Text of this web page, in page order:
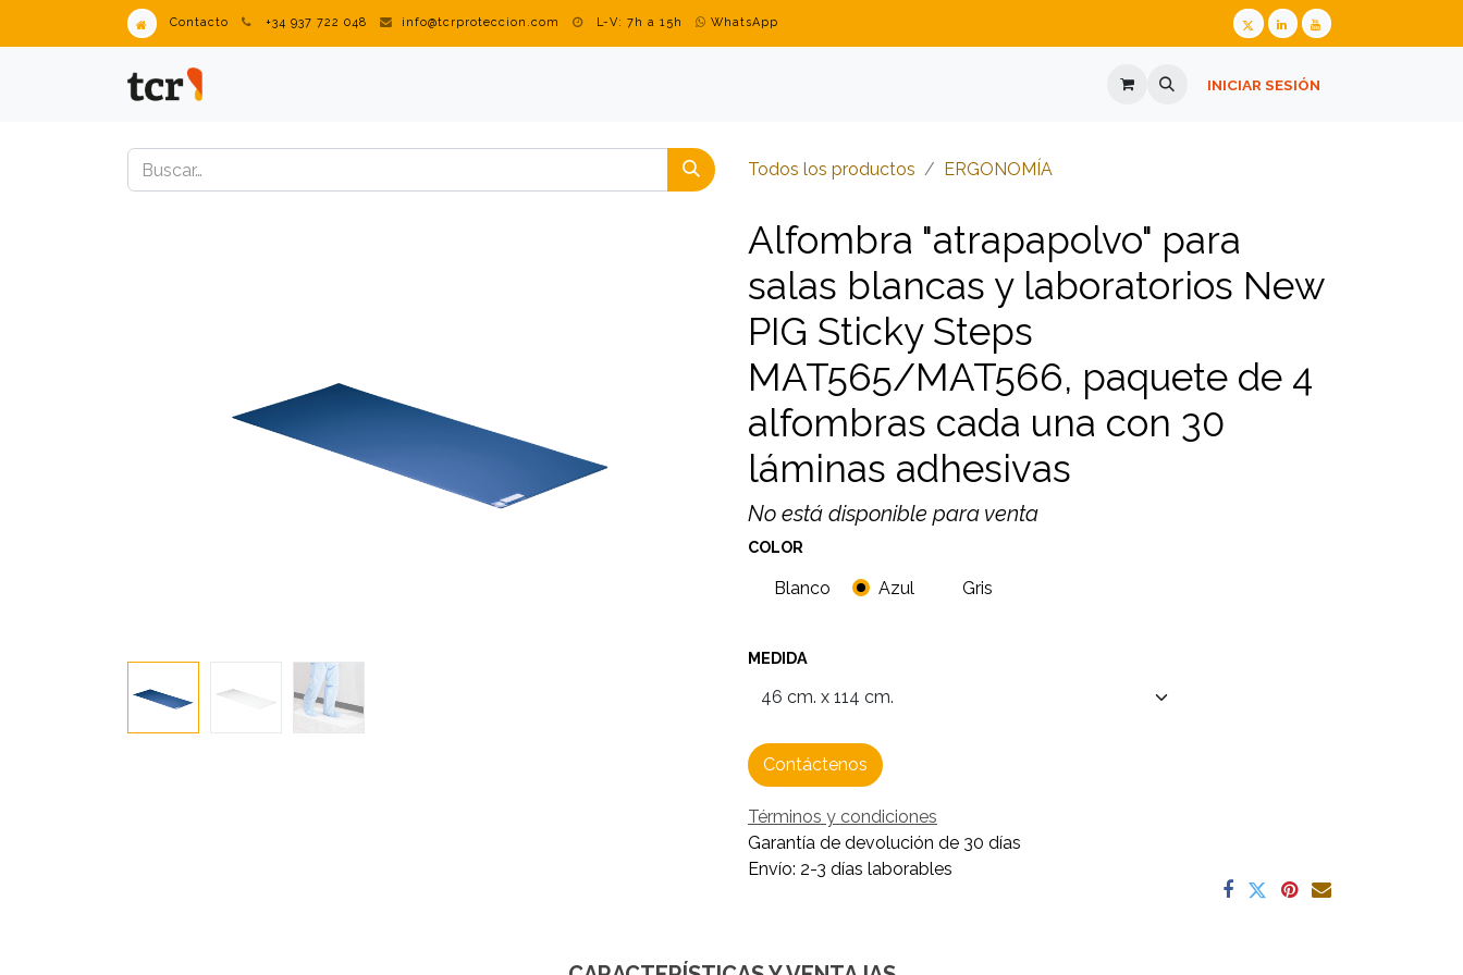
Contacto +34 937 722 048 info@tcrproteccion.com L-V: 7h a 15h WhatsApp
GAFAS GRADUADAS PREGUNTES FREQÜENTS
INICIAR SESIÓN
Todos los productos ​​​​​​​​​​​​​​ERGONOMÍA
Alfombra "atrapapolvo" para
salas blancas y laboratorios New
PIG Sticky Steps
MAT565/MAT566, paquete de 4
alfombras cada una con 30
láminas adhesivas
No está disponible para venta
COLOR
Blanco Azul Gris
MEDIDA
Contáctenos
Términos y condiciones
Garantía de devolución de 30 días
Envío: 2-3 días laborables